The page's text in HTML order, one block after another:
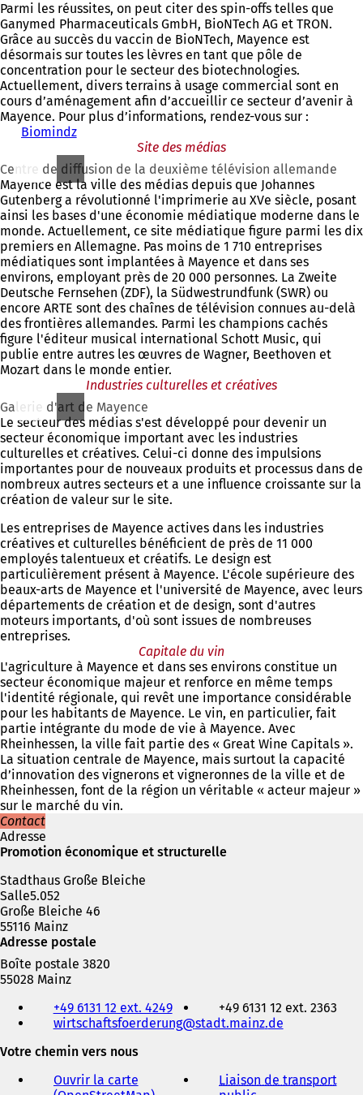
Parmi les réussites, on peut citer des spin-offs telles que
Ganymed Pharmaceuticals GmbH, BioNTech AG et TRON.
Grâce au succès du vaccin de BioNTech, Mayence est
désormais sur toutes les lèvres en tant que pôle de
concentration pour le secteur des biotechnologies.
Actuellement, divers terrains à usage commercial sont en
cours d’aménagement afin d’accueillir ce secteur d’avenir à
Mayence. Pour plus d’informations, rendez-vous sur :
Biomindz(
'
o
u
v
r
e
d
a
n
s
u
n
n
o
u
v
e
l
o
n
g
l
e
)
Site des médias
Centre de diffusion de la deuxième télévision allemande
Mayence est la ville des médias depuis que Johannes
Gutenberg a révolutionné l'imprimerie au XVe siècle, posant
ainsi les bases d'une économie médiatique moderne dans le
monde. Actuellement, ce site médiatique figure parmi les dix
premiers en Allemagne. Pas moins de 1 710 entreprises
médiatiques sont implantées à Mayence et dans ses
environs, employant près de 20 000 personnes. La Zweite
Deutsche Fernsehen (ZDF), la Südwestrundfunk (SWR) ou
encore ARTE sont des chaînes de télévision connues au-delà
des frontières allemandes. Parmi les champions cachés
figure l'éditeur musical international Schott Music, qui
publie entre autres les œuvres de Wagner, Beethoven et
Mozart dans le monde entier.
Industries culturelles et créatives
Galerie d'art de Mayence
Le secteur des médias s'est développé pour devenir un
secteur économique important avec les industries
culturelles et créatives. Celui-ci donne des impulsions
importantes pour de nouveaux produits et processus dans de
nombreux autres secteurs et a une influence croissante sur la
création de valeur sur le site.
Les entreprises de Mayence actives dans les industries
créatives et culturelles bénéficient de près de 11 000
employés talentueux et créatifs. Le design est
particulièrement présent à Mayence. L'école supérieure des
beaux-arts de Mayence et l'université de Mayence, avec leurs
départements de création et de design, sont d'autres
moteurs importants, d'où sont issues de nombreuses
entreprises.
Capitale du vin
L'agriculture à Mayence et dans ses environs constitue un
secteur économique majeur et renforce en même temps
l'identité régionale, qui revêt une importance considérable
pour les habitants de Mayence. Le vin, en particulier, fait
partie intégrante du mode de vie à Mayence. Avec
Rheinhessen, la ville fait partie des « Great Wine Capitals ».
La situation centrale de Mayence, mais surtout la capacité
d’innovation des vignerons et vigneronnes de la ville et de
Rheinhessen, font de la région un véritable « acteur majeur »
sur le marché du vin.
Contact
Adresse
Promotion économique et structurelle
Stadthaus Große Bleiche
Salle5.052
Große Bleiche 46
55116 Mainz
Adresse postale
Boîte postale 3820
55028 Mainz
électronique
+49 6131 12 ext. 4249
+49 6131 12 ext. 2363
wirtschaftsfoerderung
stadt.mainz de
Votre chemin vers nous
Ouvrir la carte
Liaison de transport